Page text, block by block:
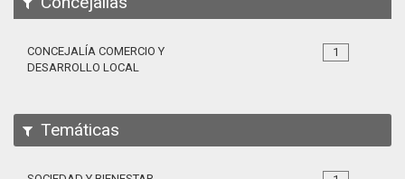
1
CONCEJALÍA COMERCIO Y
DESARROLLO LOCAL
Temáticas